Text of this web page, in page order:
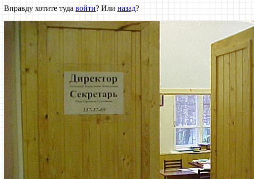
Вправду хотите туда войти? Или назад?